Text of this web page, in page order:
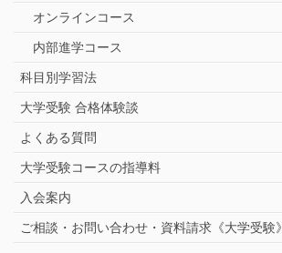
オンラインコース
内部進学コース
科目別学習法
大学受験 合格体験談
よくある質問
大学受験コースの指導料
入会案内
ご相談・お問い合わせ・資料請求《大学受験》